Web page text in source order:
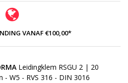
VANAF €100,00*
Leidingklem RSGU 2 | 20
- W5 - RVS 316 - DIN 3016